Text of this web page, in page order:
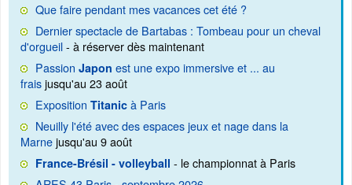
Que faire pendant mes vacances cet été ?
Dernier spectacle de Bartabas : Tombeau pour un cheval
d'orgueil- à réserver dès maintenant
Passion Japon est une expo immersive et ... au
fraisjusqu'au 23 août
Exposition Titanic à Paris
Neuilly l'été avec des espaces jeux et nage dans la
Marnejusqu'au 9 août
France-Brésil - volleyball - le championnat à Paris